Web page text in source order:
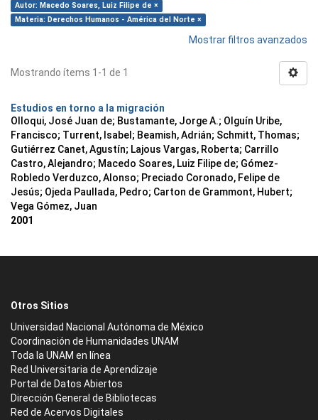
Autor: Macedo Soares, Luiz Filipe de ×
Materia: Derechos Humanos - América del Norte ×
Mostrar filtros avanzados
Mostrando ítems 1-1 de 1
Estudios en torno a la migración
Olloqui, José Juan de; Bustamante, Jorge A.; Olguín Uribe,
Francisco; Turrent, Isabel; Beamish, Adrián; Schmitt, Thomas;
Gutiérrez Canet, Agustín; Lajous Vargas, Roberta; Carrillo
Castro, Alejandro; Macedo Soares, Luiz Filipe de; Gómez-
Robledo Verduzco, Alonso; Preciado Coronado, Felipe de
Jesús; Ojeda Paullada, Pedro; Carton de Grammont, Hubert;
Vega Gómez, Juan
2001
Otros Sitios
Universidad Nacional Autónoma de México
Coordinación de Humanidades UNAM
Toda la UNAM en línea
Red Universitaria de Aprendizaje
Portal de Datos Abiertos
Dirección General de Bibliotecas
Red de Acervos Digitales